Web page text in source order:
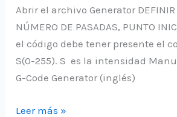
Abrir el archivo Generator DEFINIR
NÚMERO DE PASADAS, PUNTO
el código debe tener presente el
S(0-255). S es la intensidad
G-Code Generator (inglés)
Generar
Leer más »